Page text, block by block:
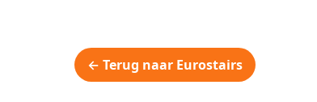
← Terug naar Eurostairs